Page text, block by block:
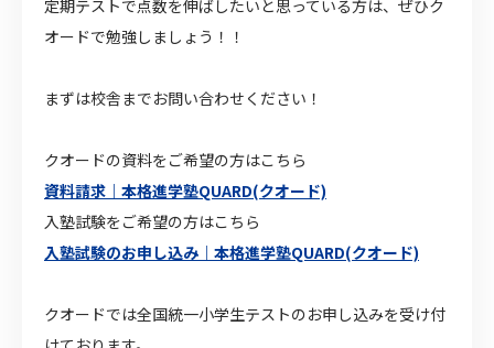
定期テストで点数を伸ばしたいと思っている方は、ぜひク
オードで勉強しましょう！！
まずは校舎までお問い合わせください！
クオードの資料をご希望の方はこちら
資料請求｜本格進学塾QUARD(クオード)
入塾試験をご希望の方はこちら
入塾試験のお申し込み｜本格進学塾QUARD(クオード)
クオードでは全国統一小学生テストのお申し込みを受け付